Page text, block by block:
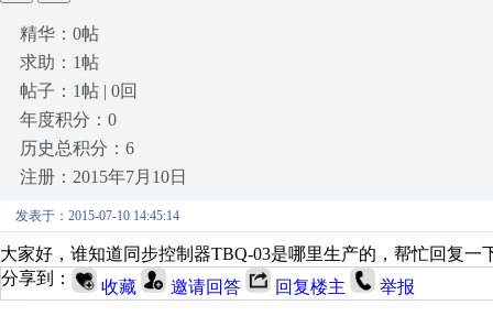
精华：0帖
求助：1帖
帖子：1帖 | 0回
年度积分：0
历史总积分：6
注册：2015年7月10日
发表于：2015-07-10 14:45:14
大家好，谁知道同步控制器TBQ-03是哪里生产的，帮忙回复一
分享到：
收藏 邀请回答 回复楼主 举报